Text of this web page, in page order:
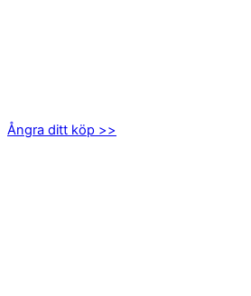
Ångra ditt köp >>